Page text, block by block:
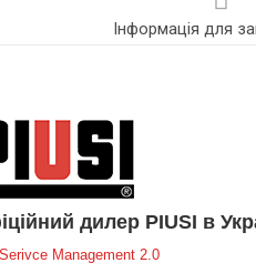
Інформація для
дилер PIUSI в
Management 2.0